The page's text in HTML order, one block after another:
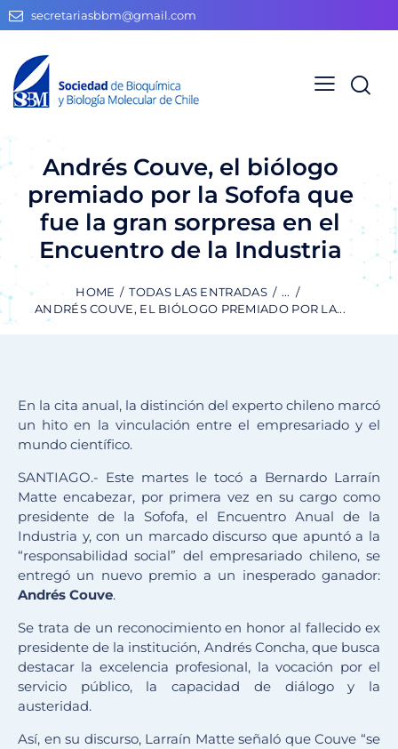
secretariasbbm@gmail.com
Andrés Couve, el biólogo
premiado por la Sofofa que
fue la gran sorpresa en el
Encuentro de la Industria
HOME TODAS LAS ENTRADAS
...
ANDRÉS COUVE, EL BIÓLOGO PREMIADO POR LA...
En la cita anual, la distinción del experto chileno marcó
un hito en la vinculación entre el empresariado y el
mundo científico.
SANTIAGO.- Este martes le tocó a Bernardo Larraín
Matte encabezar, por primera vez en su cargo como
presidente de la Sofofa, el Encuentro Anual de la
Industria y, con un marcado discurso que apuntó a la
“responsabilidad social” del empresariado chileno, se
entregó un nuevo premio a un inesperado ganador:
Andrés Couve.
Se trata de un reconocimiento en honor al fallecido ex
presidente de la institución, Andrés Concha, que busca
destacar la excelencia profesional, la vocación por el
servicio público, la capacidad de diálogo y la
austeridad.
Así, en su discurso, Larraín Matte señaló que Couve “se